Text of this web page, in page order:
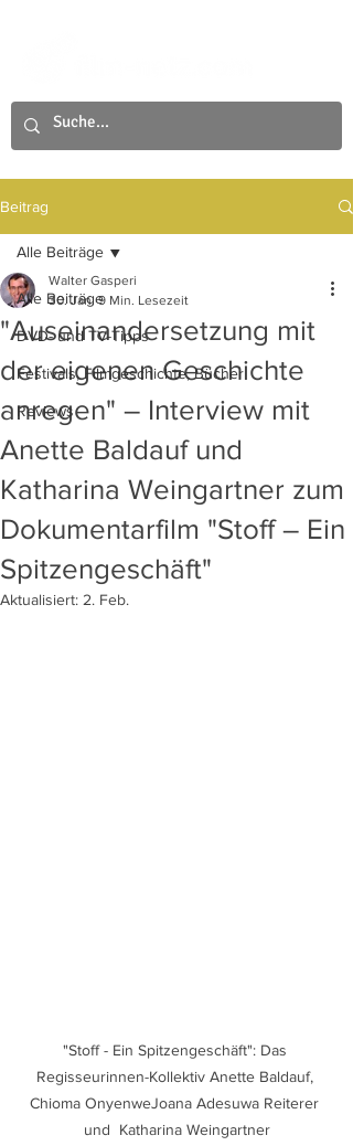
Beitrag
Alle Beiträge
DVD- und TV-Tipps
Festivals, Filmgeschichte, Bücher
Reviews
Alle Beiträge
"Auseinandersetzung mit
der eigenen Geschichte
anregen" – Interview mit
Anette Baldauf und
Katharina Weingartner zum
Dokumentarfilm "Stoff – Ein
Spitzengeschäft"
Walter Gasperi
30. Jan. 9 Min. Lesezeit
Aktualisiert: 2. Feb.
"Stoff - Ein Spitzengeschäft": Das
Regisseurinnen-Kollektiv Anette Baldauf,
Chioma OnyenweJoana Adesuwa Reiterer
und  Katharina Weingartner